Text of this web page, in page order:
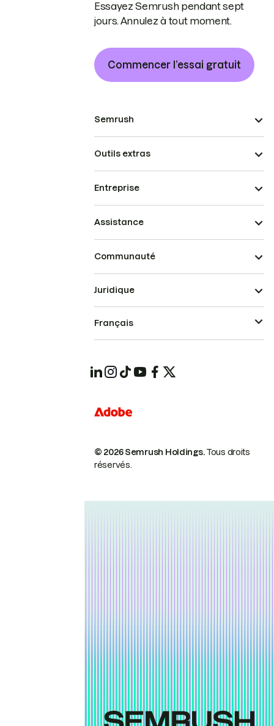
Essayez Semrush pendant sept
jours. Annulez à tout moment.
Commencer l’essai gratuit
Semrush
Outils extras
Entreprise
Assistance
Communauté
© 2026 Semrush Holdings.Tous droits
réservés.
Juridique
Français